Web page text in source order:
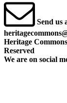
Send us
Copyrights
Heritage
Reserved
We are on social